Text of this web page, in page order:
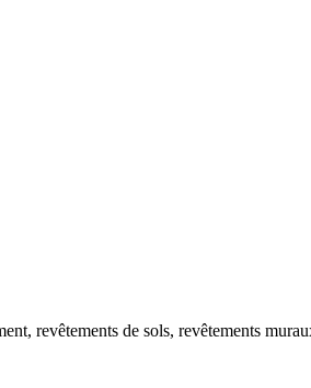
revêtements de sols, revêtements